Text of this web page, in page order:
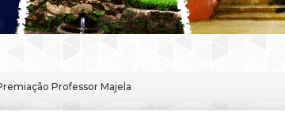
Professor Majela